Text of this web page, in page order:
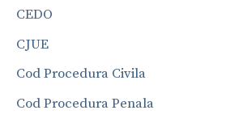
CEDO
CJUE
Cod Procedura Civila
Cod Procedura Penala